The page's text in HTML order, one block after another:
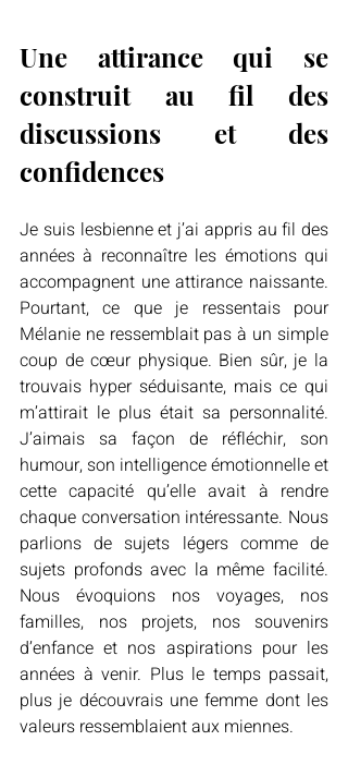
Une attirance qui se
construit au fil des
discussions et des
confidences
Je suis lesbienne et j’ai appris au fil des
années à reconnaître les émotions qui
accompagnent une attirance naissante.
Pourtant, ce que je ressentais pour
Mélanie ne ressemblait pas à un simple
coup de cœur physique. Bien sûr, je la
trouvais hyper séduisante, mais ce qui
m’attirait le plus était sa personnalité.
J’aimais sa façon de réfléchir, son
humour, son intelligence émotionnelle et
cette capacité qu’elle avait à rendre
chaque conversation intéressante. Nous
parlions de sujets légers comme de
sujets profonds avec la même facilité.
Nous évoquions nos voyages, nos
familles, nos projets, nos souvenirs
d’enfance et nos aspirations pour les
années à venir. Plus le temps passait,
plus je découvrais une femme dont les
valeurs ressemblaient aux miennes.